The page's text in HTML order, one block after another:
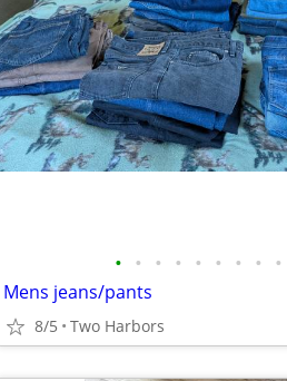
• • • • • • • • •
Mens jeans/pants
8/5 Two Harbors